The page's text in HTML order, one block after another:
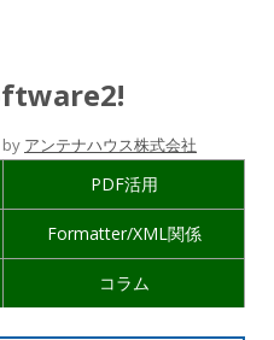
by アンテナハウス株式会社
PDF活用
Formatter/XML関係
コラム